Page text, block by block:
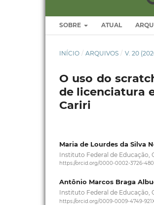
SOBRE ATUAL
INÍCIO / ARQUIVOS / V. 20
O uso do
de licenciatura
Cariri
Maria de Lourdes da Silva
Instituto Federal de Educação,
https://orcid.org/0000-0002-3726-
Antônio Marcos Braga
Instituto Federal de Educação,
https://orcid.org/0009-0009-4749-